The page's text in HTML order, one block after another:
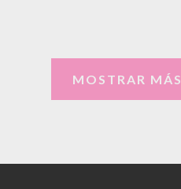
MOSTRAR